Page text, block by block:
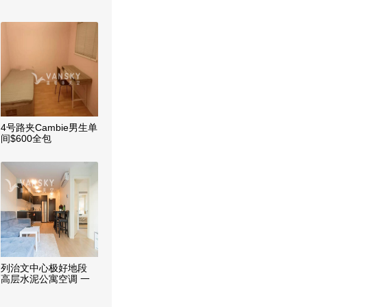
4号路夹Cambie男生单
间$600全包
列治文中心极好地段
高层水泥公寓空调 一